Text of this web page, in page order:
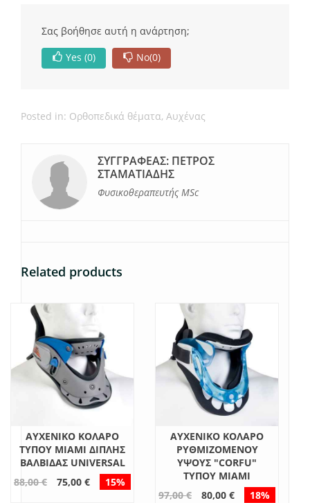
Σας βοήθησε αυτή η ανάρτηση;
Yes (0) No(0)
Posted in: Ορθοπεδικά θέματα, Αυχένας
ΣΥΓΓΡΑΦΈΑΣ: ΠΈΤΡΟΣ
ΣΤΑΜΑΤΙΆΔΗΣ
Φυσικοθεραπευτής MSc
Related products
ΑΥΧΕΝΙΚΌ ΚΟΛΆΡΟ
ΤΎΠΟΥ MIAMI ΔΙΠΛΉΣ
ΒΑΛΒΊΔΑΣ UNIVERSAL
88,00 €
75,00 € 15%
ΑΥΧΕΝΙΚΌ ΚΟΛΆΡΟ
ΡΥΘΜΙΖΌΜΕΝΟΥ
ΎΨΟΥΣ "CORFU"
ΤΎΠΟΥ MIAMI
97,00 €
80,00 € 18%